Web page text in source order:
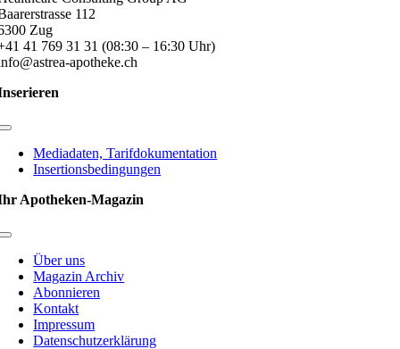
112
Zug
41 769 31 31 (08:30 – 16:30 Uhr)
apotheke.ch
Toggle
NavigationMediadaten, Tarifdokumentation
Insertionsbedingungen
Apotheken-Magazin
Toggle
NavigationÜber uns
Magazin Archiv
Abonnieren
Kontakt
Impressum
Datenschutzerklärung